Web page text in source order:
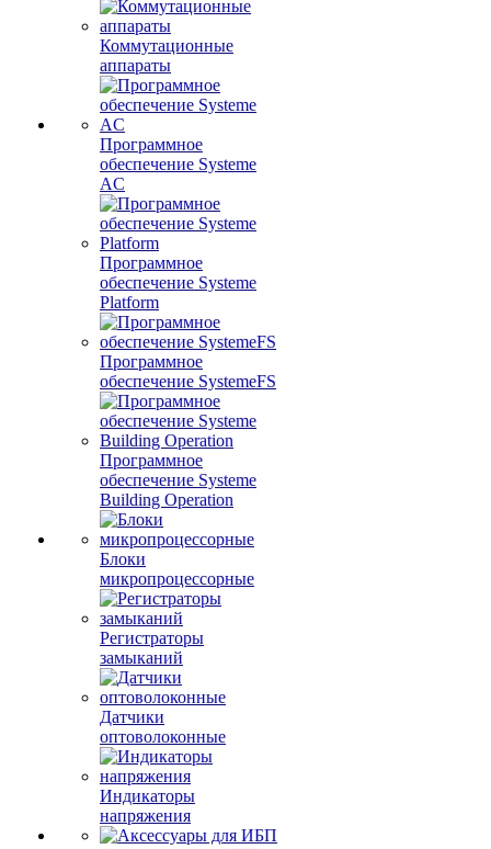
Коммутационные
аппараты
Программное
обеспечение Systeme
AC
Программное
обеспечение Systeme
Platform
Программное
обеспечение SystemeFS
Программное
обеспечение Systeme
Building Operation
Блоки
микропроцессорные
Регистраторы
замыканий
Датчики
оптоволоконные
Индикаторы
напряжения